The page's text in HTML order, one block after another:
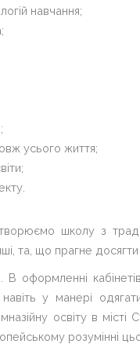
навчання;
усього життя;
школу з
та, що прагне досягти
оформленні
у манері
освіту в
розумінні